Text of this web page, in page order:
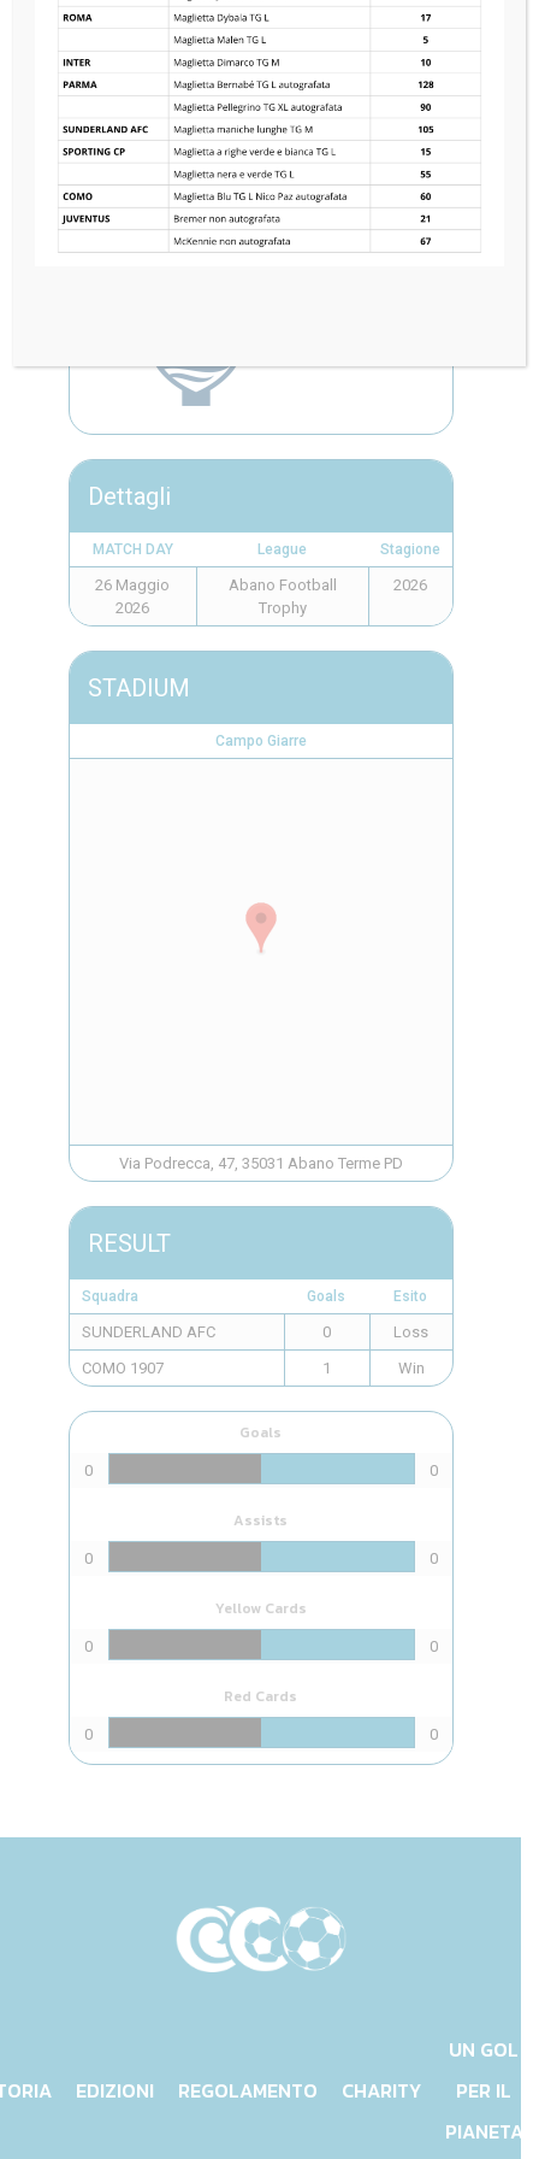
SUNDERLAND AFC
0
—
1
Dettagli
MATCH DAY League Stagione
26 Maggio
2026
Abano Football
Trophy
2026
STADIUM
Campo Giarre
Via Podrecca, 47, 35031 Abano Terme PD
RESULT
Squadra Goals Esito
SUNDERLAND AFC 0
Loss
COMO 1907
1 Win
Goals
0 0
Assists
0 0
Yellow Cards
0 0
Red Cards
0 0
EDIZIONI REGOLAMENTO CHARITY
UN GOL
PER IL
PIANETA